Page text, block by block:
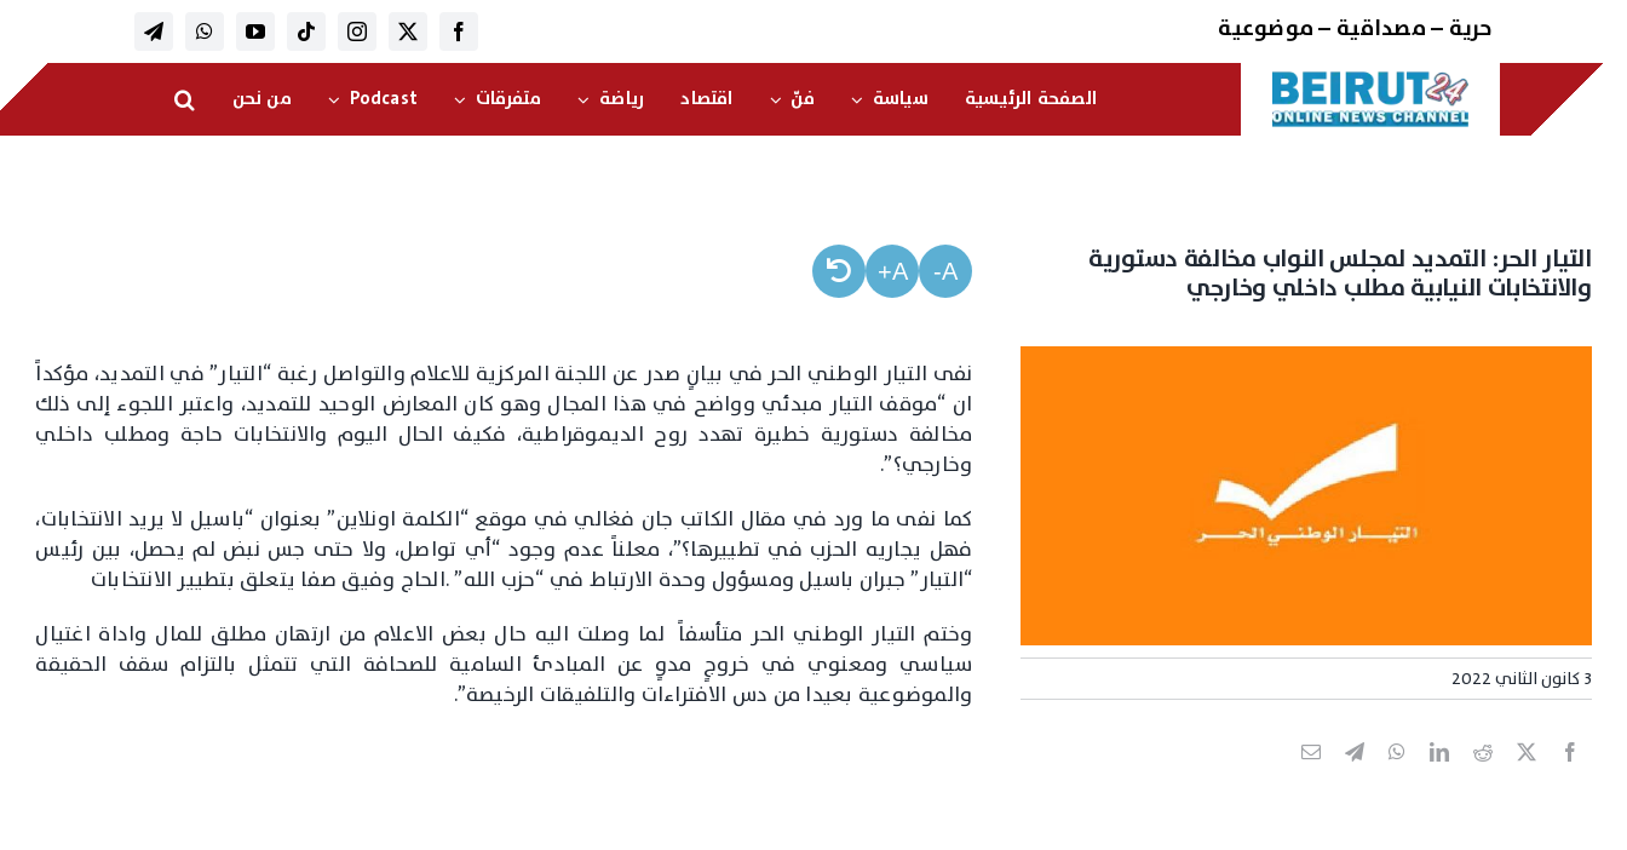
content
حرية – مصداقية – موضوعية
الصفحة الرئيسية سياسة فنّ اقتصاد رياضة متفرقات Podcast من نحن
التيار الحر: التمديد لمجلس النواب مخالفة دستورية
والانتخابات النيابية مطلب داخلي وخارجي
3 كانون الثاني 2022
A-
A+
نفى التيار الوطني الحر في بيانٍ صدر عن اللجنة المركزية للاعلام والتواصل رغبة “التيار” في التمديد، مؤكداً
ان “موقف التيار مبدئي وواضح في هذا المجال وهو كان المعارض الوحيد للتمديد، واعتبر اللجوء إلى ذلك
مخالفة دستورية خطيرة تهدد روح الديموقراطية، فكيف الحال اليوم والانتخابات حاجة ومطلب داخلي
وخارجي؟”.
كما نفى ما ورد في مقال الكاتب جان فغالي في موقع “الكلمة اونلاين” بعنوان “باسيل لا يريد الانتخابات،
فهل يجاريه الحزب في تطييرها؟”، معلناً عدم وجود “أي تواصل، ولا حتى جس نبض لم يحصل، بين رئيس
“التيار” جبران باسيل ومسؤول وحدة الارتباط في “حزب الله” .الحاج وفيق صفا يتعلق بتطيير الانتخابات
وختم التيار الوطني الحر متأسفاً لما وصلت اليه حال بعض الاعلام من ارتهان مطلق للمال واداة اغتيال
سياسي ومعنوي في خروجٍ مدوٍ عن المبادئ السامية للصحافة التي تتمثل بالتزام سقف الحقيقة
والموضوعية بعيدا من دس الافتراءات والتلفيقات الرخيصة”.